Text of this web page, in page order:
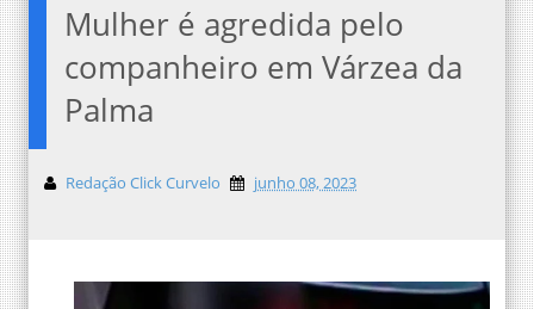
Mulher é agredida pelo
companheiro em Várzea da
Palma
Redação Click Curvelo junho 08, 2023